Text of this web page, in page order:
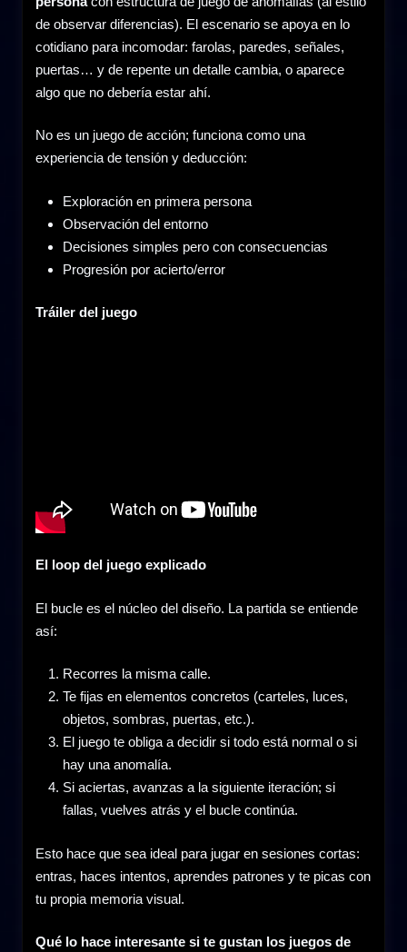
de observar diferencias). El escenario se apoya en lo
cotidiano para incomodar: farolas, paredes, señales,
puertas… y de repente un detalle cambia, o aparece
algo que no debería estar ahí.
No es un juego de acción; funciona como una
experiencia de tensión y deducción:
Exploración en primera persona
Observación del entorno
Decisiones simples pero con consecuencias
Progresión por acierto/error
Tráiler del juego
El loop del juego explicado
El bucle es el núcleo del diseño. La partida se entiende
así:
Recorres la misma calle.
Te fijas en elementos concretos (carteles, luces,
objetos, sombras, puertas, etc.).
El juego te obliga a decidir si todo está normal o si
hay una anomalía.
Si aciertas, avanzas a la siguiente iteración; si
fallas, vuelves atrás y el bucle continúa.
Esto hace que sea ideal para jugar en sesiones cortas:
entras, haces intentos, aprendes patrones y te picas con
tu propia memoria visual.
Qué lo hace interesante si te gustan los juegos de